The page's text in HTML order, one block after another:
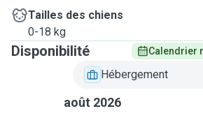
Tailles des chiens
0-18 kg
Disponibilité Calendrier
Hébergement
août 2026